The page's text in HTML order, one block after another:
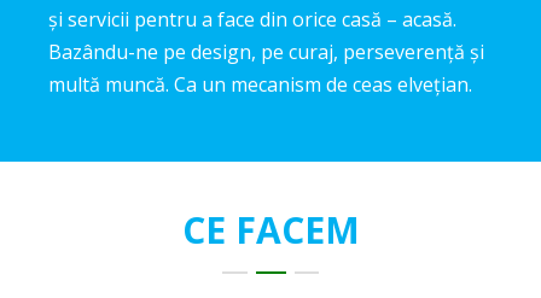
și servicii pentru a face din orice casă – acasă.
Bazându-ne pe design, pe curaj, perseverență și
multă muncă. Ca un mecanism de ceas elvețian.
CE FACEM